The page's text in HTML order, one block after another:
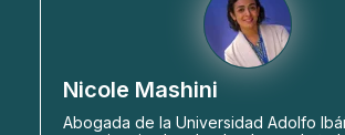
Nicole Mashini
Abogada de la Universidad Adolfo